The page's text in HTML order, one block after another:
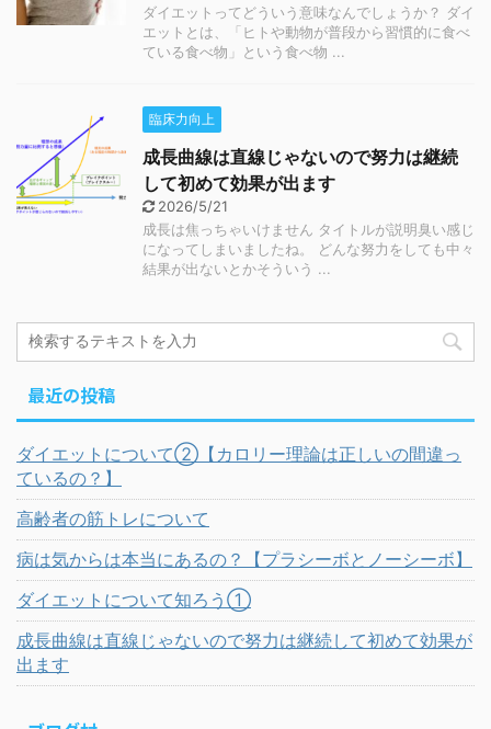
ダイエットってどういう意味なんでしょうか？ ダイ
エットとは、「ヒトや動物が普段から習慣的に食べ
ている食べ物」という食べ物 ...
臨床力向上
成長曲線は直線じゃないので努力は継続
して初めて効果が出ます
2026/5/21
成長は焦っちゃいけません タイトルが説明臭い感じ
になってしまいましたね。 どんな努力をしても中々
結果が出ないとかそういう ...
最近の投稿
ダイエットについて②【カロリー理論は正しいの間違っ
ているの？】
高齢者の筋トレについて
病は気からは本当にあるの？【プラシーボとノーシーボ】
ダイエットについて知ろう①
成長曲線は直線じゃないので努力は継続して初めて効果が
出ます